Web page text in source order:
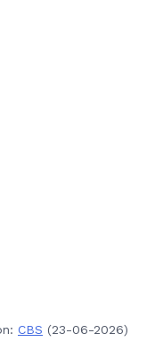
CBS (23-06-2026)